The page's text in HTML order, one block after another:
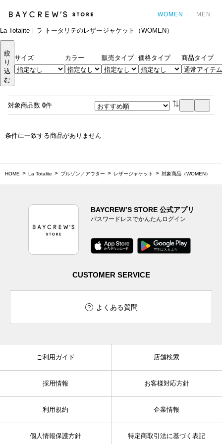
WOMEN MEN
La Totalite｜ラ トータリテのレザージャケット（WOMEN）
絞
り
込
む
サイズ カラー 販売タイプ 価格タイプ 商品タイプ
対象商品数 0件
条件に一致する商品がありません
HOME La Totalite ブルゾン／アウター レザージャケット 対象商品（WOMEN）
BAYCREW’S STORE 公式アプリ
パスワードレスでかんたんログイン
CUSTOMER SERVICE
よくある質問
ご利用ガイド 店舗検索
採用情報 お客様対応方針
利用規約 企業情報
個人情報保護方針 特定商取引法に基づく表記